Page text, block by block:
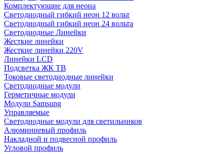
Комплектующие для неона
Светодиодный гибкий неон 12 вольт
Светодиодный гибкий неон 24 вольта
Светодиодные Линейки
Жесткие линейки
Жесткие линейки 220V
Линейки LCD
Подсветка ЖК ТВ
Токовые светодиодные линейки
Светодиодные модули
Герметичные модули
Модули Samsung
Управляемые
Светодиодные модули для светильников
Алюминиевый профиль
Накладной и подвесной профиль
Угловой профиль